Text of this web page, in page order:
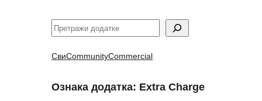
Претрага
СвиCommunityCommercial
Ознака додатка: Extra Charge